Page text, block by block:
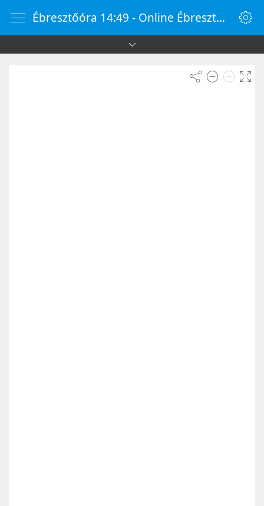
Ébresztőóra 14:49 - Online Ébresztőóra